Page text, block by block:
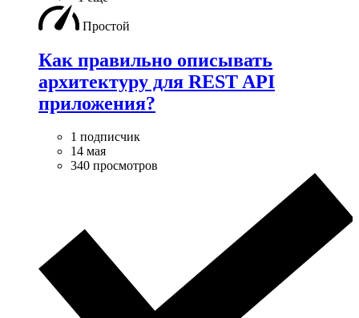
Простой
Как правильно описывать
архитектуру для REST API
приложения?
1 подписчик
14 мая
340 просмотров